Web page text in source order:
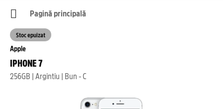
Pagină principală
Apple
IPHONE 7
256GB | Argintiu | Bun - C
Stoc epuizat